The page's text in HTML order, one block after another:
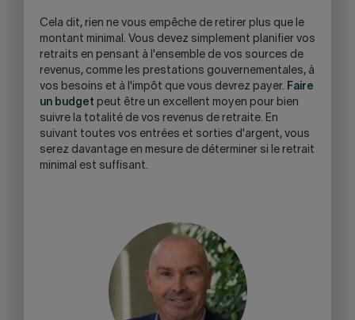
Cela dit, rien ne vous empêche de retirer plus que le
montant minimal. Vous devez simplement planifier vos
retraits en pensant à l'ensemble de vos sources de
revenus, comme les prestations gouvernementales, à
vos besoins et à l'impôt que vous devrez payer. Faire
un budget peut être un excellent moyen pour bien
suivre la totalité de vos revenus de retraite. En
suivant toutes vos entrées et sorties d'argent, vous
serez davantage en mesure de déterminer si le retrait
minimal est suffisant.